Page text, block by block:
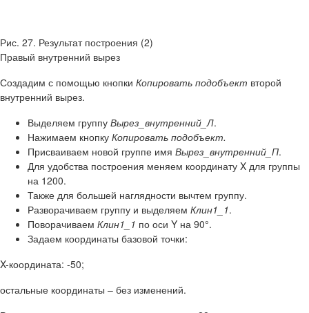
Рис. 27. Результат построения (2)
Правый внутренний вырез
Создадим с помощью кнопки Копировать подобъект второй
внутренний вырез.
Выделяем группу Вырез_внутренний_Л.
Нажимаем кнопку Копировать подобъект.
Присваиваем новой группе имя Вырез_внутренний_П.
Для удобства построения меняем координату X для группы
на 1200.
Также для большей наглядности вычтем группу.
Разворачиваем группу и выделяем Клин1_1.
Поворачиваем Клин1_1 по оси Y на 90°.
Задаем координаты базовой точки:
X-координата: -50;
остальные координаты – без изменений.